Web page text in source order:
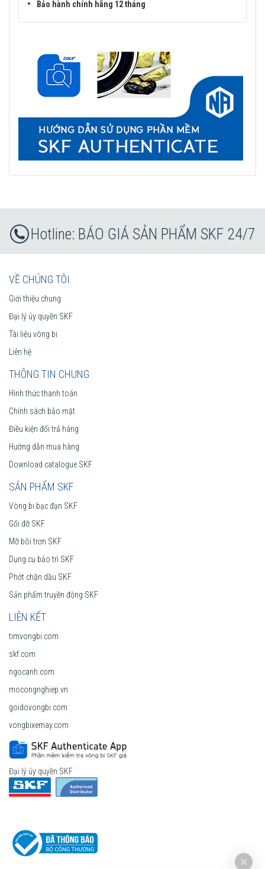
Bảo hành chính hãng 12 tháng
BÁO GIÁ SẢN PHẨM SKF 24/7
VỀ CHÚNG TÔI
Giới thiệu chung
Đại lý ủy quyền SKF
Tài liệu vòng bi
Liên hệ
THÔNG TIN CHUNG
Hình thức thanh toán
Chính sách bảo mật
Điều kiện đổi trả hàng
Hướng dẫn mua hàng
Download catalogue SKF
SẢN PHẨM SKF
Vòng bi bạc đạn SKF
Gối đỡ SKF
Mỡ bôi trơn SKF
Dụng cụ bảo trì SKF
Phớt chặn dầu SKF
Sản phẩm truyền động SKF
LIÊN KẾT
timvongbi.com
skf.com
ngocanh.com
mocongnghiep.vn
goidovongbi.com
vongbixemay.com
Đại lý ủy quyền SKF